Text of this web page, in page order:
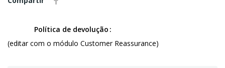
Política de devolução
(editar com o módulo Customer Reassurance)